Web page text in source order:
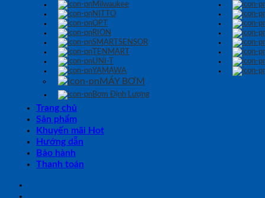
Milwaukee
NITTO
OPT
RION
SMARTSENSOR
TENMART
UNI-T
YAMAWA
MÁY BƠM
Bơm Định Lượng
Trang chủ
Sản phẩm
Khuyến mãi Hot
Hướng dẫn
Bảo hành
Thanh toán